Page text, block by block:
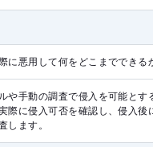
に悪用して何をどこまでできる
や手動の調査で侵入を可能とす
際に侵入可否を確認し、侵入後
します。